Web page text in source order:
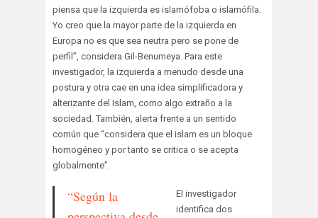
piensa que la izquierda es islamófoba o islamófila.
Yo creo que la mayor parte de la izquierda en
Europa no es que sea neutra pero se pone de
perfil”, considera Gil-Benumeya. Para este
investigador, la izquierda a menudo desde una
postura y otra cae en una idea simplificadora y
alterizante del Islam, como algo extraño a la
sociedad. También, alerta frente a un sentido
común que “considera que el islam es un bloque
homogéneo y por tanto se critica o se acepta
globalmente”.
“Según la
El investigador
identifica dos